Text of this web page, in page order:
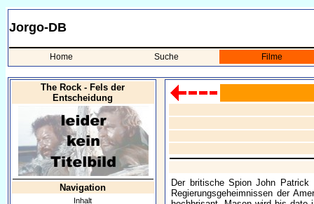
Jorgo-DB
Home Suche Filme
The Rock - Fels der
Entscheidung
Navigation
Inhalt
Der britische Spion John
Regierungsgeheimnissen der